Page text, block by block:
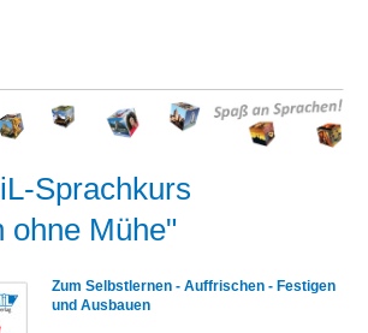
Sprachkurs
ohne Mühe"
Zum Selbstlernen - Auffrischen - Festigen
und Ausbauen